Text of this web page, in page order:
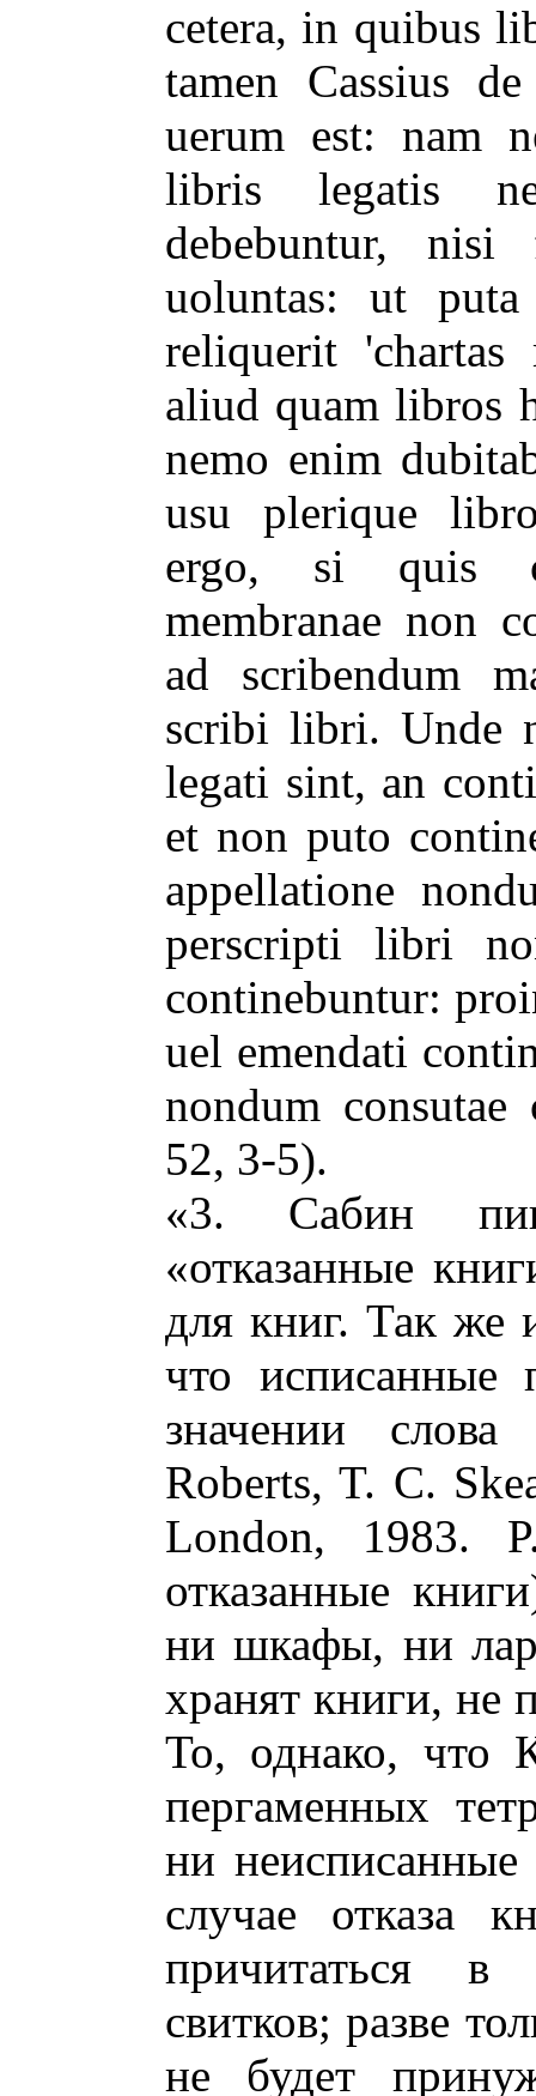
cetera, in quibus
tamen Cassius
uerum est: nam
libris legatis
debebuntur,
uoluntas: ut
reliquerit
aliud quam libros
nemo enim
usu plerique
ergo, si quis
membranae non
ad scribendum
scribi libri. Unde
legati sint, an
et non puto
appellatione
perscripti libri
continebuntur:
uel emendati
nondum
52, 3-5).
«3. Сабин
«отказанные
для книг. Так же
что исписанные
значении
Roberts, T. C.
London, 1983.
отказанные
ни шкафы, ни
хранят книги, не
То, однако, что
пергаменных
ни
случае отказа
причитаться в
свитков; разве
не будет